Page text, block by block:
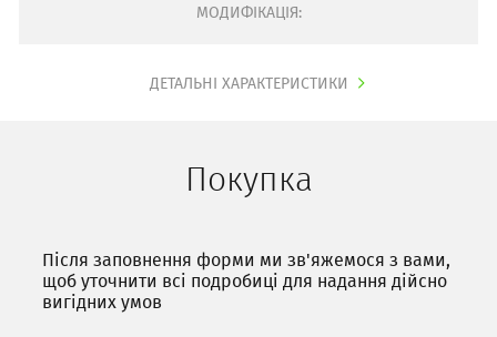
МОДИФІКАЦІЯ:
ДЕТАЛЬНІ ХАРАКТЕРИСТИКИ
Покупка
Після заповнення форми ми зв'яжемося з вами,
щоб уточнити всі подробиці для надання дійсно
вигідних умов